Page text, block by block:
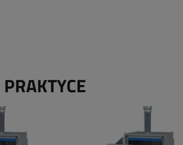
PRAKTYCE